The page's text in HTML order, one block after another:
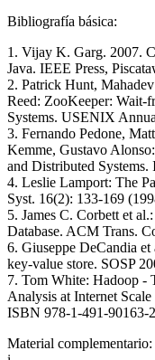
Bibliografía básica:
1. Vijay K. Garg. 2007.
Java. IEEE Press,
2. Patrick Hunt,
Reed: ZooKeeper: Wait-
Systems. USENIX
3. Fernando Pedone,
Kemme, Gustavo
and Distributed
4. Leslie Lamport: The
Syst. 16(2): 133-169
5. James C. Corbett et
Database. ACM Trans.
6. Giuseppe DeCandia
key-value store. SOSP
7. Tom White: Hadoop -
Analysis at Internet
ISBN 978-1-491-
Material complementario: